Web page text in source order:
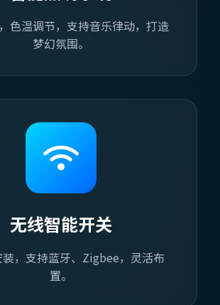
色温调节，支持音乐律动，打造
梦幻氛围。
无线智能开关
，支持蓝牙、Zigbee，灵活布
置。